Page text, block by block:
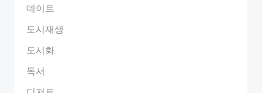
데이트
도시재생
도시화
독서